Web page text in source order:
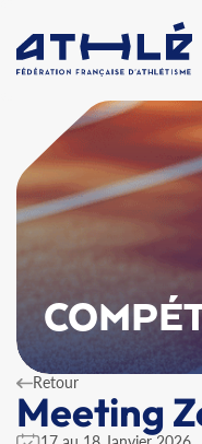
Retour
Meeting